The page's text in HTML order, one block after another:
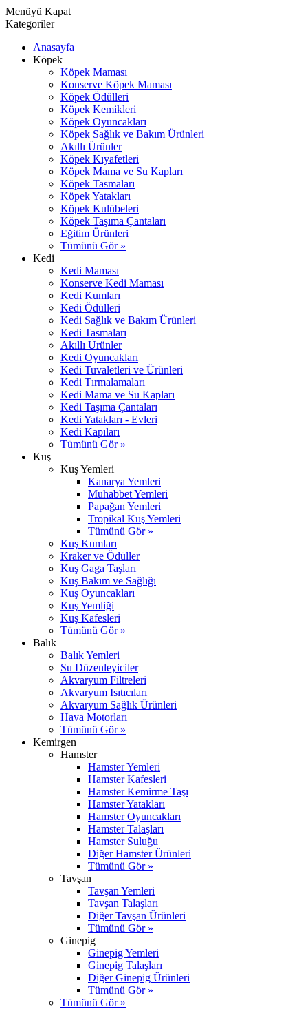
Menüyü Kapat
Kategoriler
Anasayfa
Köpek
Köpek Maması
Konserve Köpek Maması
Köpek Ödülleri
Köpek Kemikleri
Köpek Oyuncakları
Köpek Sağlık ve Bakım Ürünleri
Akıllı Ürünler
Köpek Kıyafetleri
Köpek Mama ve Su Kapları
Köpek Tasmaları
Köpek Yatakları
Köpek Kulübeleri
Köpek Taşıma Çantaları
Eğitim Ürünleri
Tümünü Gör »
Kedi
Kedi Maması
Konserve Kedi Maması
Kedi Kumları
Kedi Ödülleri
Kedi Sağlık ve Bakım Ürünleri
Kedi Tasmaları
Akıllı Ürünler
Kedi Oyuncakları
Kedi Tuvaletleri ve Ürünleri
Kedi Tırmalamaları
Kedi Mama ve Su Kapları
Kedi Taşıma Çantaları
Kedi Yatakları - Evleri
Kedi Kapıları
Tümünü Gör »
Kuş
Kuş Yemleri
Kanarya Yemleri
Muhabbet Yemleri
Papağan Yemleri
Tropikal Kuş Yemleri
Tümünü Gör »
Kuş Kumları
Kraker ve Ödüller
Kuş Gaga Taşları
Kuş Bakım ve Sağlığı
Kuş Oyuncakları
Kuş Yemliği
Kuş Kafesleri
Tümünü Gör »
Balık
Balık Yemleri
Su Düzenleyiciler
Akvaryum Filtreleri
Akvaryum Isıtıcıları
Akvaryum Sağlık Ürünleri
Hava Motorları
Tümünü Gör »
Kemirgen
Hamster
Hamster Yemleri
Hamster Kafesleri
Hamster Kemirme Taşı
Hamster Yatakları
Hamster Oyuncakları
Hamster Talaşları
Hamster Suluğu
Diğer Hamster Ürünleri
Tümünü Gör »
Tavşan
Tavşan Yemleri
Tavşan Talaşları
Diğer Tavşan Ürünleri
Tümünü Gör »
Ginepig
Ginepig Yemleri
Ginepig Talaşları
Diğer Ginepig Ürünleri
Tümünü Gör »
Tümünü Gör »